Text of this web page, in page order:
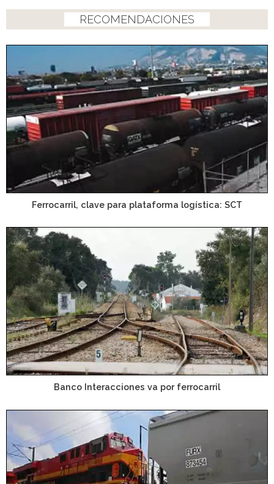
RECOMENDACIONES
Ferrocarril, clave para plataforma logística: SCT
Banco Interacciones va por ferrocarril